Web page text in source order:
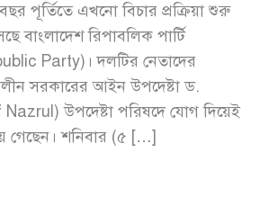
পূর্তিতে এখনো বিচার প্রক্রিয়া শুরু
বাংলাদেশ রিপাবলিক পার্টি
Party)। দলটির নেতাদের
সরকারের আইন উপদেষ্টা ড.
উপদেষ্টা পরিষদে যোগ দিয়েই
গেছেন। শনিবার (৫ […]